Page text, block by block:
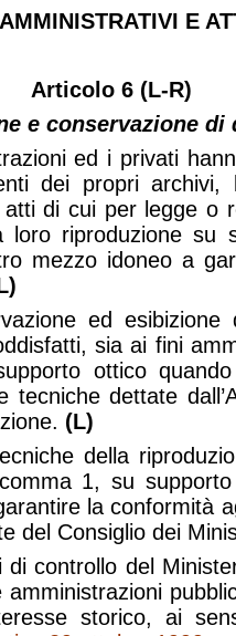
E
Articolo 6 (L-R)
e conservazione di
ed i privati
dei propri archivi,
di cui per legge o
loro riproduzione su
mezzo idoneo a
ed
sia ai fini
ottico
dettate
(L)
della
1, su
la conformità
del Consiglio dei
controllo del
storico, ai